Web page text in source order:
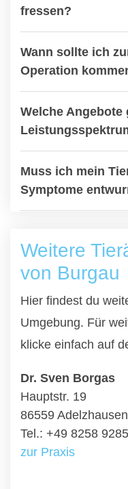
fressen?
Wann sollte ich
Operation
Welche Angebote
Muss ich mein
Symptome
Weitere
von Burgau
Hier findest du
Umgebung. Für
klicke einfach auf
Dr. Sven Borgas
Hauptstr. 19
86559 Adelzhausen
Tel.: +49 8258
zur Praxis